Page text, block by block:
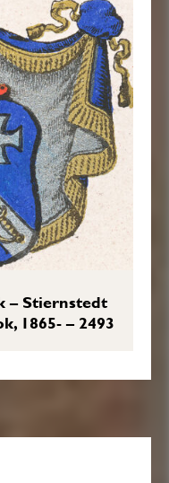
– Stiernstedt
1865- – 2493